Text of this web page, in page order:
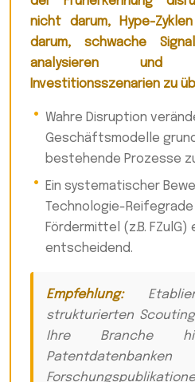
nicht darum, Hype-
darum, schwache
analysieren und
Investitionsszenarien zu
Wahre Disruption
Geschäftsmodelle
bestehende Prozesse
Ein systematischer
Technologie-
Fördermittel (z.B.
entscheidend.
Empfehlung:
strukturierten
Ihre Branche